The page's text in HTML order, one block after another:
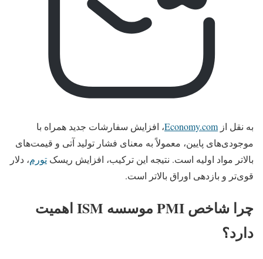
به نقل از Economy.com، افزایش سفارشات جدید همراه با
موجودی‌های پایین، معمولاً به معنای فشار تولید آتی و قیمت‌های
بالاتر مواد اولیه است. نتیجه این ترکیب، افزایش ریسک تورم، دلار
قوی‌تر و بازدهی اوراق بالاتر است.
چرا شاخص PMI موسسه ISM اهمیت
دارد؟